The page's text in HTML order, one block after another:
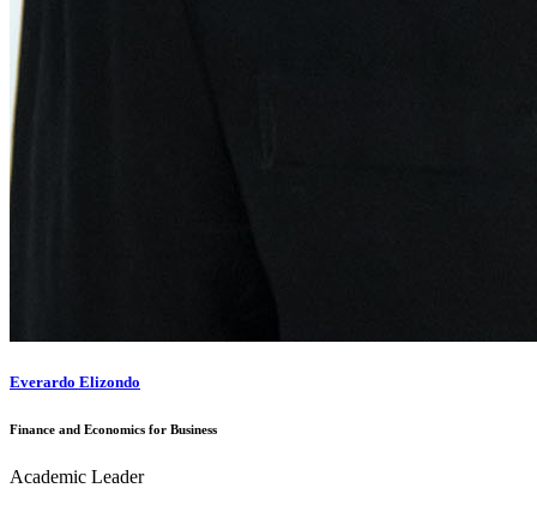
Everardo Elizondo
Finance and Economics for Business
Academic Leader